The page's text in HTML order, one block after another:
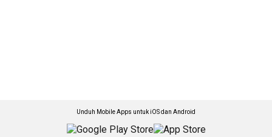
Unduh Mobile Apps untuk iOS dan Android